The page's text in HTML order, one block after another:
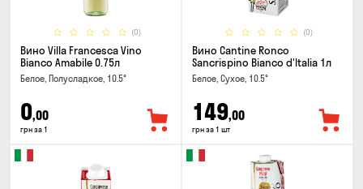
(0)
Вино Villa Francesca Vino
Bianco Amabile 0.75л
Белое, Полусладкое, 10.5°
0,00
грн за 1
(0)
Вино Cantine Ronco
Sancrispino Bianco d'Italia 1л
Белое, Сухое, 10.5°
149,00
грн за 1 шт